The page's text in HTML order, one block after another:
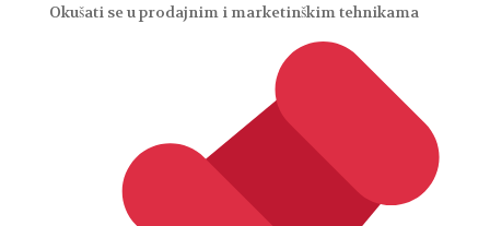
Okušati se u prodajnim i marketinškim tehnikama